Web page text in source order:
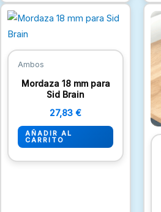
Ambos
Mordaza 18 mm para
Sid Brain
27,83 €
AÑADIR AL
CARRITO